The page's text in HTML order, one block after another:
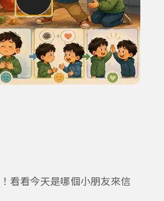
看看今天是哪個小朋友來信